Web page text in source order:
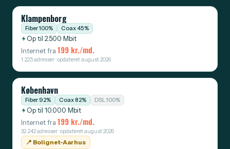
Klampenborg
Fiber 100% Coax 45%
Op til 2.500 Mbit
Internet fra 199 kr./md.
1.225 adresser · opdateret august 2026
København
Fiber 92% Coax 82% DSL 100%
Op til 10.000 Mbit
Internet fra 199 kr./md.
32.242 adresser · opdateret august 2026
📍️ Bolignet-Aarhus